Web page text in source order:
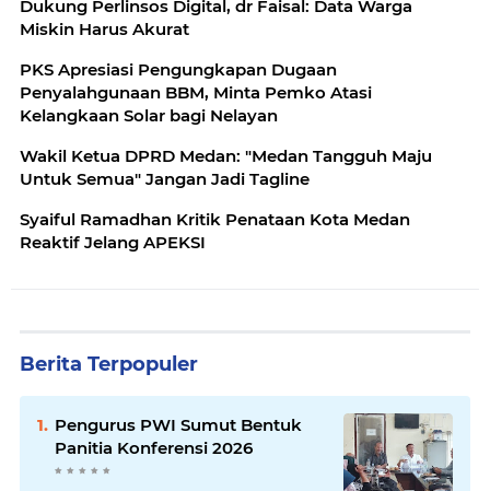
Dukung Perlinsos Digital, dr Faisal: Data Warga
Miskin Harus Akurat
PKS Apresiasi Pengungkapan Dugaan
Penyalahgunaan BBM, Minta Pemko Atasi
Kelangkaan Solar bagi Nelayan
Wakil Ketua DPRD Medan: "Medan Tangguh Maju
Untuk Semua" Jangan Jadi Tagline
Syaiful Ramadhan Kritik Penataan Kota Medan
Reaktif Jelang APEKSI
Berita Terpopuler
Pengurus PWI Sumut Bentuk
Panitia Konferensi 2026